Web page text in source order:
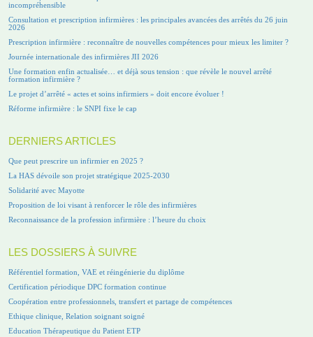
incompréhensible
Consultation et prescription infirmières : les principales avancées des arrêtés du 26 juin
2026
Prescription infirmière : reconnaître de nouvelles compétences pour mieux les limiter ?
Journée internationale des infirmières JII 2026
Une formation enfin actualisée… et déjà sous tension : que révèle le nouvel arrêté
formation infirmière ?
Le projet d’arrêté « actes et soins infirmiers » doit encore évoluer !
Réforme infirmière : le SNPI fixe le cap
DERNIERS ARTICLES
Que peut prescrire un infirmier en 2025 ?
La HAS dévoile son projet stratégique 2025-2030
Solidarité avec Mayotte
Proposition de loi visant à renforcer le rôle des infirmières
Reconnaissance de la profession infirmière : l’heure du choix
LES DOSSIERS À SUIVRE
Référentiel formation, VAE et réingénierie du diplôme
Certification périodique DPC formation continue
Coopération entre professionnels, transfert et partage de compétences
Ethique clinique, Relation soignant soigné
Education Thérapeutique du Patient ETP